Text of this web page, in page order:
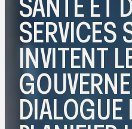
SERVICES
INVITENT